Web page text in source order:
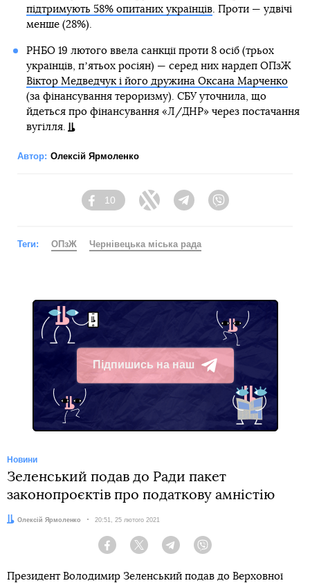
підтримують 58% опитаних українців. Проти — удвічі
менше (28%).
РНБО 19 лютого ввела санкції проти 8 осіб (трьох
українців, пʼятьох росіян) — серед них нардеп ОПзЖ
Віктор Медведчук і його дружина Оксана Марченко
(за фінансування тероризму). СБУ уточнила, що
йдеться про фінансування «Л/ДНР» через постачання
вугілля.
Автор: Олексій Ярмоленко
Facebook
10
Twitter TelegramViber
Теги: ОПзЖ Чернівецька міська рада
Підпишись на наш
Telegram
Новини
Зеленський подав до Ради пакет
законопроєктів про податкову амністію
Автор:
Олексій Ярмоленко Дата:
20:51, 25 лютого 2021
Facebook Twitter Telegram
Президент Володимир Зеленський подав до Верховної